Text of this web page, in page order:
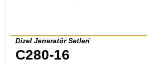
Dizel Jeneratör Setleri
C280-16